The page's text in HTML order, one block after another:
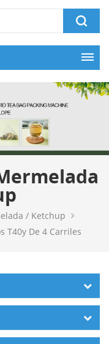
/ Ketchup
T40y De 4 Carriles